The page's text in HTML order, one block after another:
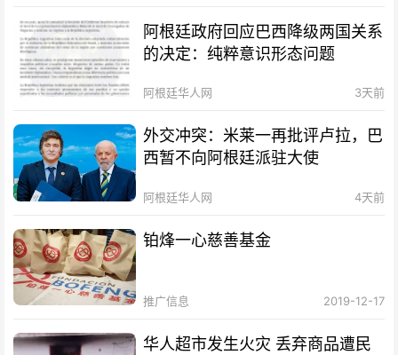
阿根廷政府回应巴西降级两国关系
的决定：纯粹意识形态问题
阿根廷华人网 3天前
外交冲突：米莱一再批评卢拉，巴
西暂不向阿根廷派驻大使
阿根廷华人网 4天前
铂烽一心慈善基金
推广信息 2019-12-17
华人超市发生火灾 丢弃商品遭民